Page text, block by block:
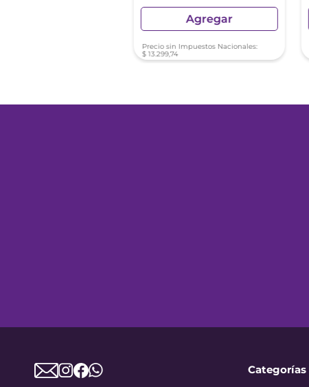
Agregar
Precio sin Impuestos Nacionales:
$ 13.299,74
Categorías